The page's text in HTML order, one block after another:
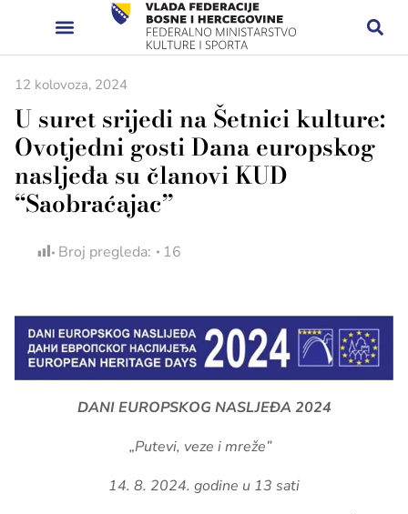
12 kolovoza, 2024
U suret srijedi na Šetnici kulture:
Ovotjedni gosti Dana europskog
nasljeđa su članovi KUD
“Saobraćajac”
Broj pregleda: 16
DANI EUROPSKOG NASLJEĐA 2024
„Putevi, veze i mreže”
14. 8. 2024. godine u 13 sati